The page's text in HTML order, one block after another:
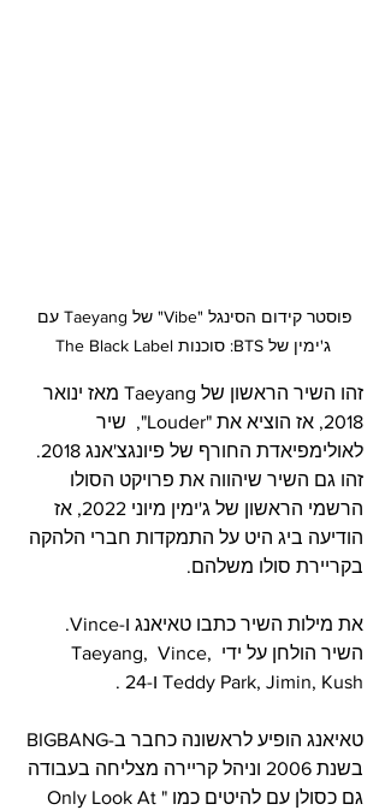
פוסטר קידום הסינגל "Vibe" של Taeyang עם
ג'ימין של BTS: סוכנות The Black Label
זהו השיר הראשון של Taeyang מאז ינואר
2018, אז הוציא את "Louder",  שיר
לאולימפיאדת החורף של פיונגצ'אנג 2018.
זהו גם השיר שיהווה את פרויקט הסולו
הרשמי הראשון של ג'ימין מיוני 2022, אז
הודיעה ביג היט על התמקדות חברי הלהקה
בקריירת סולו משלהם.
את מילות השיר כתבו טאיאנג ו-Vince.
השיר הולחן על ידי Taeyang,  Vince,
Teddy Park, Jimin, Kush ו-24 .
בשנת 2006 וניהל קריירה מצליחה בעבודה
גם כסולן עם להיטים כמו "Only Look At